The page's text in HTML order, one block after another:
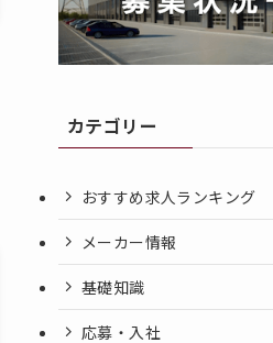
カテゴリー
おすすめ求人ランキング
メーカー情報
基礎知識
応募・入社